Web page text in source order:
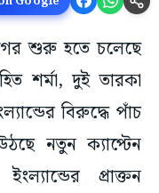
শুরু হতে চলেছে
শর্মা, দুই তারকা
বিরুদ্ধে পাঁচ
নতুন ক্যাপ্টেন
প্রাক্তন